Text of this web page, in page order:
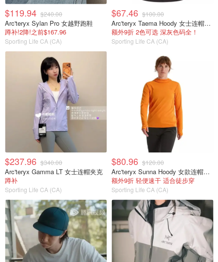
$119.94 $240.00
Arc'teryx Sylan Pro 女越野跑鞋
蹲补!2降!之前$167.96
Sporting Life CA (CA)
$67.46 $100.00
Arc'teryx Taema Hoody 女士连帽上衣
额外9折 2色可选 深灰色码全！
Sporting Life CA (CA)
$237.96 $340.00
Arc'teryx Gamma LT 女士连帽夹克
蹲补
Sporting Life CA (CA)
$80.96 $120.00
Arc'teryx Sunna Hoody 女款连帽上衣
额外9折 轻便速干 适合徒步穿
Sporting Life CA (CA)